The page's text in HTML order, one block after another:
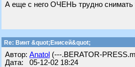
А еще с него ОЧЕНЬ трудно снимать
Re: Винт &quot;Енисей&quot;
Автор: Anatol (---.BERATOR-
Дата: 05-12-02 18:24